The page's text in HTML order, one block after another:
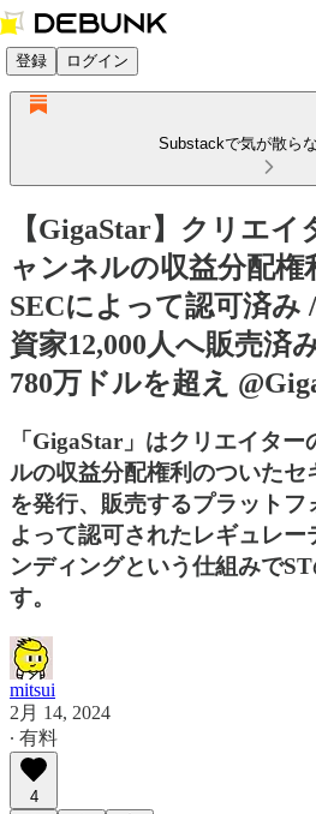
登録 ログイン
Substackで気が散ら
【GigaStar】クリエイ
ャンネルの収益分配権
SECによって認可済み
資家12,000人へ販売済
780万ドルを超え
「GigaStar」はクリエイタ
ルの収益分配権利のついたセ
を発行、販売するプラットフ
よって認可されたレギュレー
ンディングという仕組みで
す。
mitsui
2月 14, 2024
∙ 有料
4